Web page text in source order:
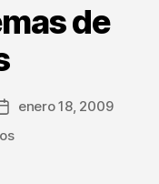
de
Fechaenero 18, 2009
en